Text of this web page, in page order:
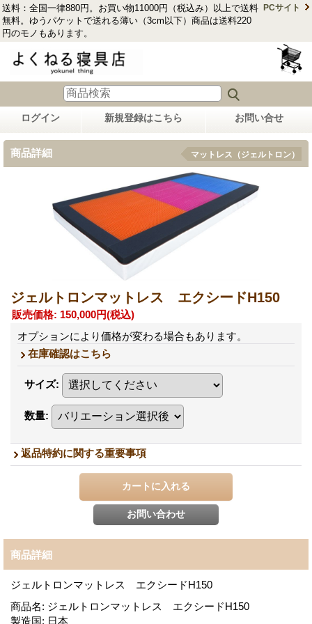
送料：全国一律880円。お買い物11000円（税込み）以上で送料
無料。ゆうパケットで送れる薄い（3cm以下）商品は送料220
円のモノもあります。
PCサイト
ログイン 新規登録はこちら お問い合せ
商品詳細 マットレス（ジェルトロン）
ジェルトロンマットレス エクシードH150
販売価格: 150,000円(税込)
オプションにより価格が変わる場合もあります。
在庫確認はこちら
サイズ:
数量:
返品特約に関する重要事項
商品詳細
ジェルトロンマットレス エクシードH150
商品名: ジェルトロンマットレス エクシードH150
製造国: 日本